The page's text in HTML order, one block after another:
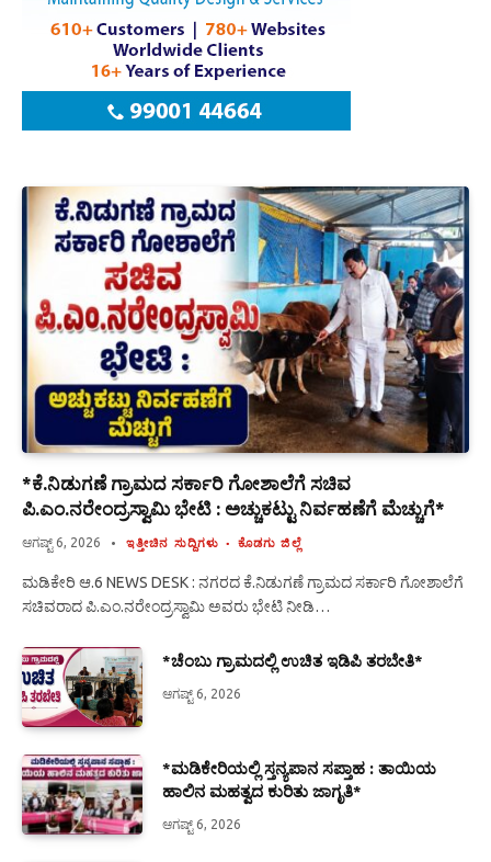
*ಕೆ.ನಿಡುಗಣೆ ಗ್ರಾಮದ ಸರ್ಕಾರಿ ಗೋಶಾಲೆಗೆ ಸಚಿವ
ಪಿ.ಎಂ.ನರೇಂದ್ರಸ್ವಾಮಿ ಭೇಟಿ : ಅಚ್ಚುಕಟ್ಟು ನಿರ್ವಹಣೆಗೆ ಮೆಚ್ಚುಗೆ*
ಆಗಷ್ಟ್ 6, 2026 ಇತ್ತೀಚಿನ ಸುದ್ದಿಗಳು ಕೊಡಗು ಜಿಲ್ಲೆ
ಮಡಿಕೇರಿ ಆ.6 NEWS DESK : ನಗರದ ಕೆ.ನಿಡುಗಣೆ ಗ್ರಾಮದ ಸರ್ಕಾರಿ ಗೋಶಾಲೆಗೆ
ಸಚಿವರಾದ ಪಿ.ಎಂ.ನರೇಂದ್ರಸ್ವಾಮಿ ಅವರು ಭೇಟಿ ನೀಡಿ…
*ಚೆಂಬು ಗ್ರಾಮದಲ್ಲಿ ಉಚಿತ ಇಡಿಪಿ ತರಬೇತಿ*
ಆಗಷ್ಟ್ 6, 2026
*ಮಡಿಕೇರಿಯಲ್ಲಿ ಸ್ತನ್ಯಪಾನ ಸಪ್ತಾಹ : ತಾಯಿಯ
ಹಾಲಿನ ಮಹತ್ವದ ಕುರಿತು ಜಾಗೃತಿ*
ಆಗಷ್ಟ್ 6, 2026